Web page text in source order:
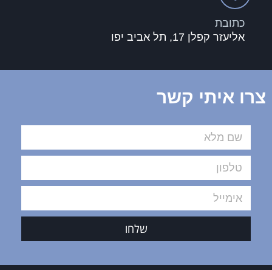
כתובת
אליעזר קפלן 17, תל אביב יפו
צרו איתי קשר
שלחו